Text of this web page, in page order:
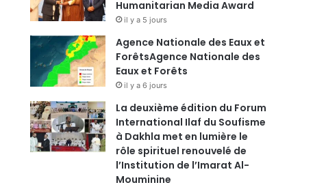
Humanitarian Media Award
il y a 5 jours
Agence Nationale des Eaux et
ForêtsAgence Nationale des
Eaux et Forêts
il y a 6 jours
La deuxième édition du Forum
International Ilaf du Soufisme
à Dakhla met en lumière le
rôle spirituel renouvelé de
l’Institution de l’Imarat Al-
Mouminine